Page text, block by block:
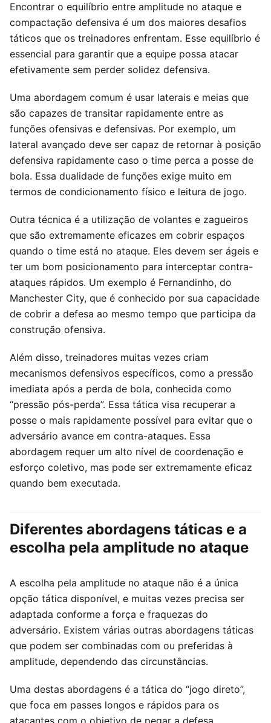
Encontrar o equilíbrio entre amplitude no ataque e
compactação defensiva é um dos maiores desafios
táticos que os treinadores enfrentam. Esse equilíbrio é
essencial para garantir que a equipe possa atacar
efetivamente sem perder solidez defensiva.
Uma abordagem comum é usar laterais e meias que
são capazes de transitar rapidamente entre as
funções ofensivas e defensivas. Por exemplo, um
lateral avançado deve ser capaz de retornar à posição
defensiva rapidamente caso o time perca a posse de
bola. Essa dualidade de funções exige muito em
termos de condicionamento físico e leitura de jogo.
Outra técnica é a utilização de volantes e zagueiros
que são extremamente eficazes em cobrir espaços
quando o time está no ataque. Eles devem ser ágeis e
ter um bom posicionamento para interceptar contra-
ataques rápidos. Um exemplo é Fernandinho, do
Manchester City, que é conhecido por sua capacidade
de cobrir a defesa ao mesmo tempo que participa da
construção ofensiva.
Além disso, treinadores muitas vezes criam
mecanismos defensivos específicos, como a pressão
imediata após a perda de bola, conhecida como
“pressão pós-perda”. Essa tática visa recuperar a
posse o mais rapidamente possível para evitar que o
adversário avance em contra-ataques. Essa
abordagem requer um alto nível de coordenação e
esforço coletivo, mas pode ser extremamente eficaz
quando bem executada.
Diferentes abordagens táticas e a
escolha pela amplitude no ataque
A escolha pela amplitude no ataque não é a única
opção tática disponível, e muitas vezes precisa ser
adaptada conforme a força e fraquezas do
adversário. Existem várias outras abordagens táticas
que podem ser combinadas com ou preferidas à
amplitude, dependendo das circunstâncias.
Uma destas abordagens é a tática do “jogo direto”,
que foca em passes longos e rápidos para os